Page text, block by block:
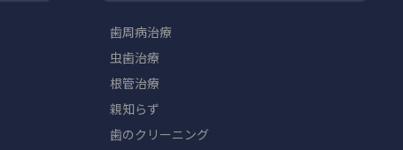
歯周病治療
虫歯治療
根管治療
親知らず
歯のクリーニング